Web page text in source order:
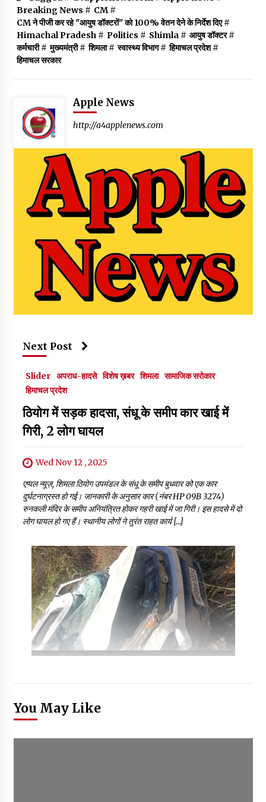
Breaking News # CM#
CM ने पीजी कर रहे "आयुष डॉक्टरों" को 100% वेतन देने के निर्देश दिए#
Himachal Pradesh# Politics # Shimla# आयुष डॉक्टर#
कर्मचारी# मुख्यमंत्री# शिमला# स्वास्थ्य विभाग# हिमाचल प्रदेश#
हिमाचल सरकार
Apple News
http://a4applenews.com
Next Post
Slider अपराध-हादसे विशेष ख़बर शिमला सामाजिक सरोकार
हिमाचल प्रदेश
ठियोग में सड़क हादसा, संधू के समीप कार खाई में
गिरी, 2 लोग घायल
Wed Nov 12 , 2025
एप्पल न्यूज़, शिमला ठियोग उपमंडल के संधू के समीप बुधवार को एक कार
दुर्घटनाग्रस्त हो गई। जानकारी के अनुसार कार (नंबर HP 09B 3274)
रुनकली मंदिर के समीप अनियंत्रित होकर गहरी खाई में जा गिरी। इस हादसे में दो
लोग घायल हो गए हैं। स्थानीय लोगों ने तुरंत राहत कार्य […]
You May Like